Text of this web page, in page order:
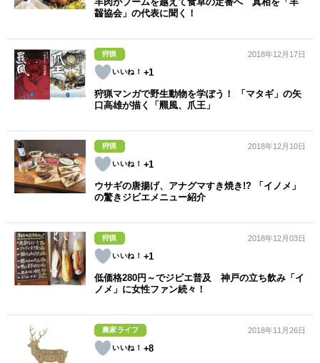
齧協会」の代表に聞く！
狩猟
+1
2018年12月17日
狩猟マンガで野生動物を学ぼう！ 「マタギ」の矢
口高雄が描く「羆風、爪王」
狩猟
+1
2018年12月10日
ウサギの唐揚げ、アナグマすき焼き!? 「イノメ」
の驚きジビエメニュー紹介
狩猟
+1
2018年12月03日
低価格280円～でジビエ普及 神戸の立ち飲み「イ
ノメ」に女性ファン続々！
農家ライフ
+8
2018年11月26日